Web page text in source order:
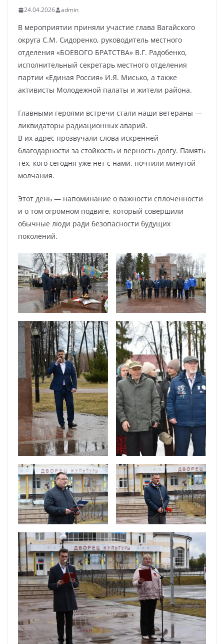
24.04.2026 admin
В мероприятии приняли участие глава Вагайского
округа С.М. Сидоренко, руководитель местного
отделения «БОЕВОГО БРАТСТВА» В.Г. Радобенко,
исполнительный секретарь местного отделения
партии «Единая Россия» И.Я. Мисько, а также
активисты Молодежной палаты и жители района.
Главными героями встречи стали наши ветераны —
ликвидаторы радиационных аварий.
В их адрес прозвучали слова искренней
благодарности за стойкость и верность долгу. Память
тех, кого сегодня уже нет с нами, почтили минутой
молчания.
Этот день — напоминание о важности сплоченности
и о том огромном подвиге, который совершили
обычные люди ради безопасности будущих
поколений.